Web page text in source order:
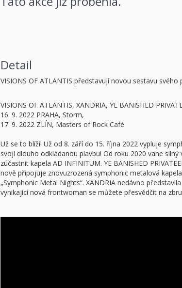
Detail
VISIONS OF ATLANTIS představují novou sestavu svého
VISIONS OF ATLANTIS, XANDRIA, YE BANISHED
16. 9. 2022 PRAHA, Storm,
17. 9. 2022 ZLÍN, Masters of Rock Café
Už se to blíží! Už od 8. září do 15. října 2022 vypluje
svoji dlouho odkládanou plavbu! Od roku 2020 vane
zúčastnit kapela AD INFINITUM. YE BANISHED
nově připojuje znovuzrozená symphonic metalová
„Symphonic Metal Nights“. XANDRIA nedávno
vynikající nová frontwoman se můžete přesvědčit na